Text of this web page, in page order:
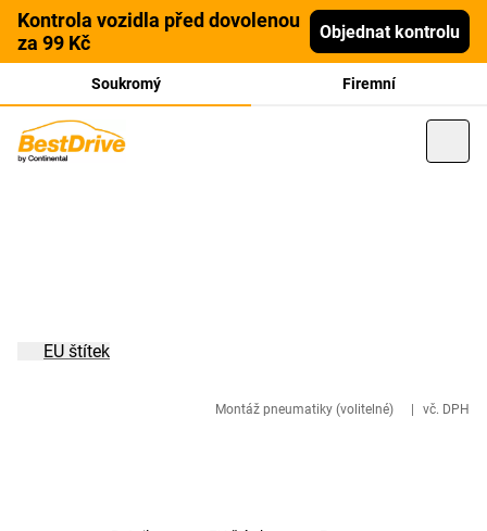
Kontrola vozidla před dovolenou
za 99 Kč
Objednat kontrolu
Soukromý Firemní
Montáž pneumatiky (volitelné) vč. DPH
EU štítek